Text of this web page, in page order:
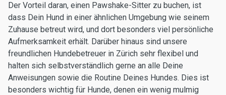
Der Vorteil daran, einen Pawshake-Sitter zu buchen, ist
dass Dein Hund in einer ähnlichen Umgebung wie seinem
Zuhause betreut wird, und dort besonders viel persönliche
Aufmerksamkeit erhält. Darüber hinaus sind unsere
freundlichen Hundebetreuer in Zürich sehr flexibel und
halten sich selbstverständlich gerne an alle Deine
Anweisungen sowie die Routine Deines Hundes. Dies ist
besonders wichtig für Hunde, denen ein wenig mulmig